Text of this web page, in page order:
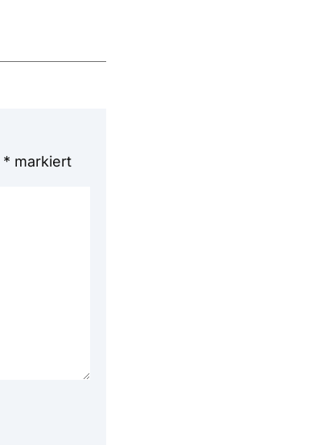
* markiert